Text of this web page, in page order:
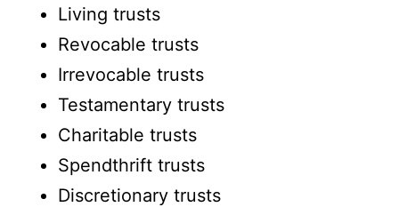
Living trusts
Revocable trusts
Irrevocable trusts
Testamentary trusts
Charitable trusts
Spendthrift trusts
Discretionary trusts